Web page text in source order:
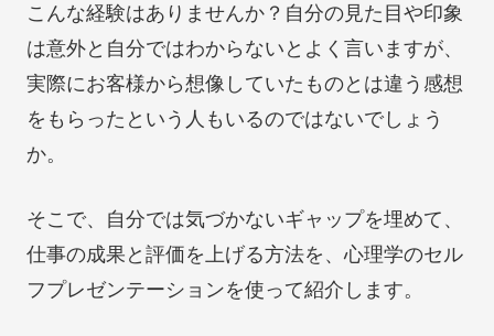
こんな経験はありませんか？自分の見た目や印象
は意外と自分ではわからないとよく言いますが、
実際にお客様から想像していたものとは違う感想
をもらったという人もいるのではないでしょう
か。
そこで、自分では気づかないギャップを埋めて、
仕事の成果と評価を上げる方法を、心理学のセル
フプレゼンテーションを使って紹介します。